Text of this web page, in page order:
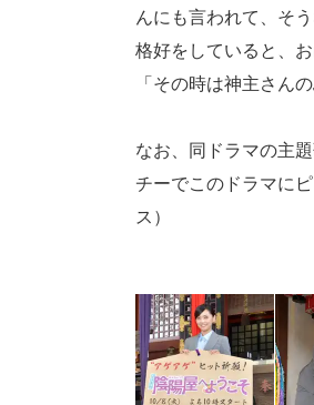
んにも言われて、そ
格好をしていると、
「その時は神主さん
なお、同ドラマの主
チーでこのドラマに
ス）